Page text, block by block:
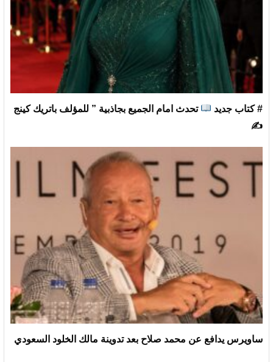
# كتاب جديد
تحدث امام الجميع بجاذبية ” للمؤلف باتريك كينج
✍
ساويرس يدافع عن محمد صلاح بعد تدوينة مالك الخلود السعودي